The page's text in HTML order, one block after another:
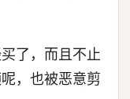
了，而且不止
，也被恶意剪